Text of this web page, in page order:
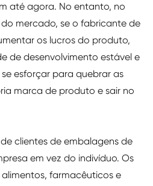
até agora. No entanto, no
mercado, se o fabricante de
os lucros do produto,
de desenvolvimento estável e
esforçar para quebrar as
marca de produto e sair no
clientes de embalagens de
em vez do indivíduo. Os
farmacêuticos e